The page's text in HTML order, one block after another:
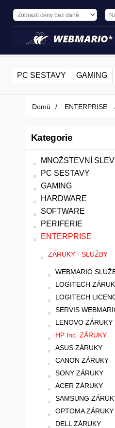
PC SESTAVY GAMING
Domů / ENTERPRISE
Kategorie
MNOŽSTEVNÍ
PC SESTAVY
GAMING
HARDWARE
SOFTWARE
PERIFERIE
ENTERPRISE
ZÁRUKY - SLUŽBY
WEBMARIO
LOGITECH
LOGITECH
SERVIS
LENOVO ZÁRUKY
HP Inc. ZÁRUKY
ASUS ZÁRUKY
CANON ZÁRUKY
SONY ZÁRUKY
ACER ZÁRUKY
SAMSUNG
OPTOMA ZÁRUKY
DELL ZÁRUKY